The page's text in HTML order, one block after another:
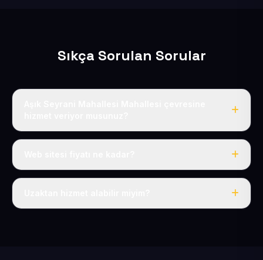
Sıkça Sorulan Sorular
Evet, Aşık Seyrani Mahallesi dahil tüm Develi ve Develi
Tek fiyat: yılda 50 USD + KDV, her şey dahil.